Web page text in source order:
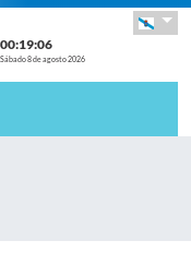
00:19:06
Sábado 8 de agosto 2026